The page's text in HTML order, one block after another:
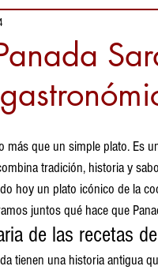
más que un simple plato. Es
tradición, historia y
hoy un plato icónico de la
juntos qué hace que
de las recetas
tienen una historia antigua